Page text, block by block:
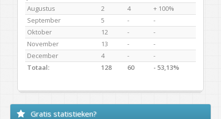
Augustus
2 4
+ 100%
September
5 -
-
Oktober
12 -
-
November
13 -
-
December
4 -
-
Totaal:
128 60 - 53,13%
Gratis statistieken?